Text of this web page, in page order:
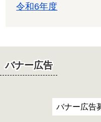
令和6年度
バナー広告
バナー広告